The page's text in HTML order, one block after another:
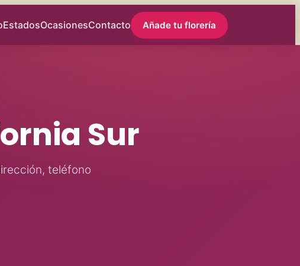
EstadosOcasionesContacto Añade tu florería
Sur
teléfono